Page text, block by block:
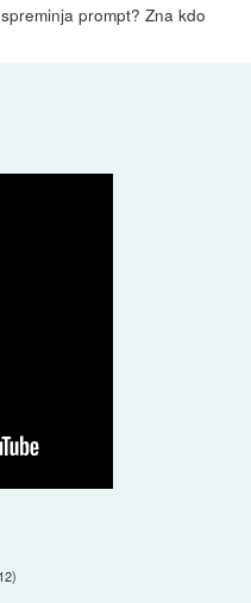
prompt? Zna kdo
)